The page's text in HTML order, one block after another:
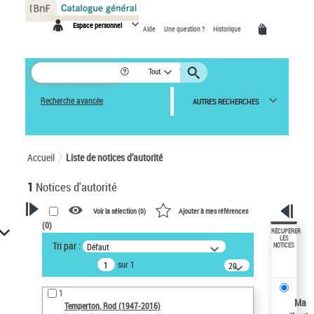
Espace personnel Aide Une question ? Historique
Tout
Recherche avancée AUTRES RECHERCHES
Accueil Liste de notices d’autorité
1 Notices d'autorité
VOTRE RECHERCHE
Recherche avancée dans les
notices d’autorité
Œuvres liées à l'auteur :
Temperton, Rod (1947-2016)
Voir la sélection (0) Ajouter à mes références
(0)
Tri par : Défaut
sur 1
20
résultats/page
1
Temperton, Rod (1947-2016)
RÉCUPÉRER
LES
NOTICES
Ma
Panneau de gestion des cookies